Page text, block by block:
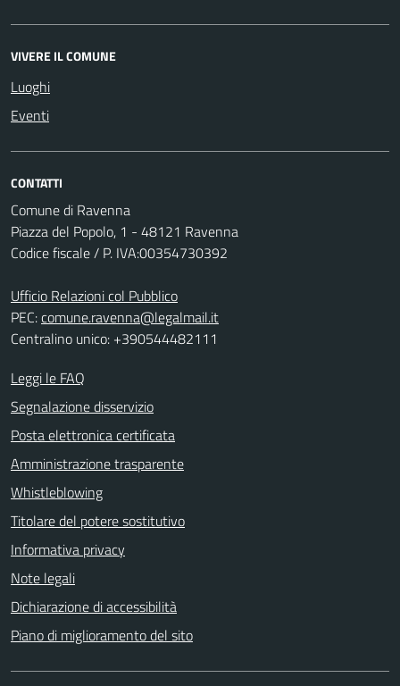
VIVERE IL COMUNE
Luoghi
Eventi
CONTATTI
Comune di Ravenna
Piazza del Popolo, 1 - 48121 Ravenna
Codice fiscale / P. IVA:00354730392
Ufficio Relazioni col Pubblico
PEC:comune.ravenna@legalmail.it
Centralino unico: +390544482111
Leggi le FAQ
Segnalazione disservizio
Posta elettronica certificata
Amministrazione trasparente
Whistleblowing
Titolare del potere sostitutivo
Informativa privacy
Note legali
Dichiarazione di accessibilità
Piano di miglioramento del sito